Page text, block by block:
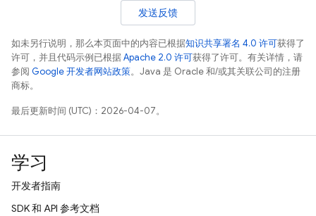
发送反馈
如未另行说明，那么本页面中的内容已根据知识共享署名 4.0 许可获得了
许可，并且代码示例已根据Apache 2.0 许可获得了许可。有关详情，请
参阅 Google 开发者网站政策。Java 是 Oracle 和/或其关联公司的注册
商标。
最后更新时间 (UTC)：2026-04-07。
学习
开发者指南
SDK 和 API 参考文档